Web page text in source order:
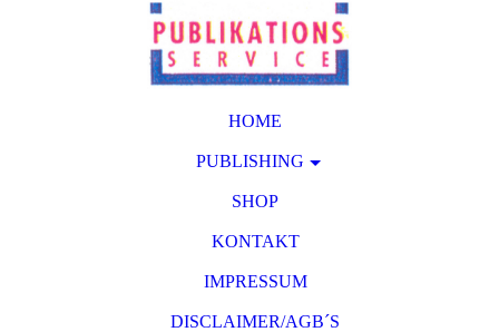
HOME
PUBLISHING
SHOP
KONTAKT
IMPRESSUM
DISCLAIMER/AGB´S